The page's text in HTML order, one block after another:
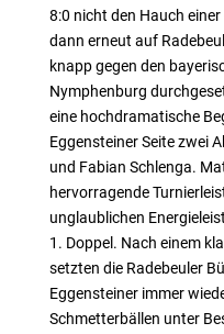
8:0 nicht den Hauch
dann erneut auf
knapp gegen den
Nymphenburg
eine hochdramatische
Eggensteiner Seite zwei
und Fabian Schlenga.
hervorragende
unglaublichen
1. Doppel. Nach einem
setzten die Radebeuler
Eggensteiner immer
Schmetterbällen unter